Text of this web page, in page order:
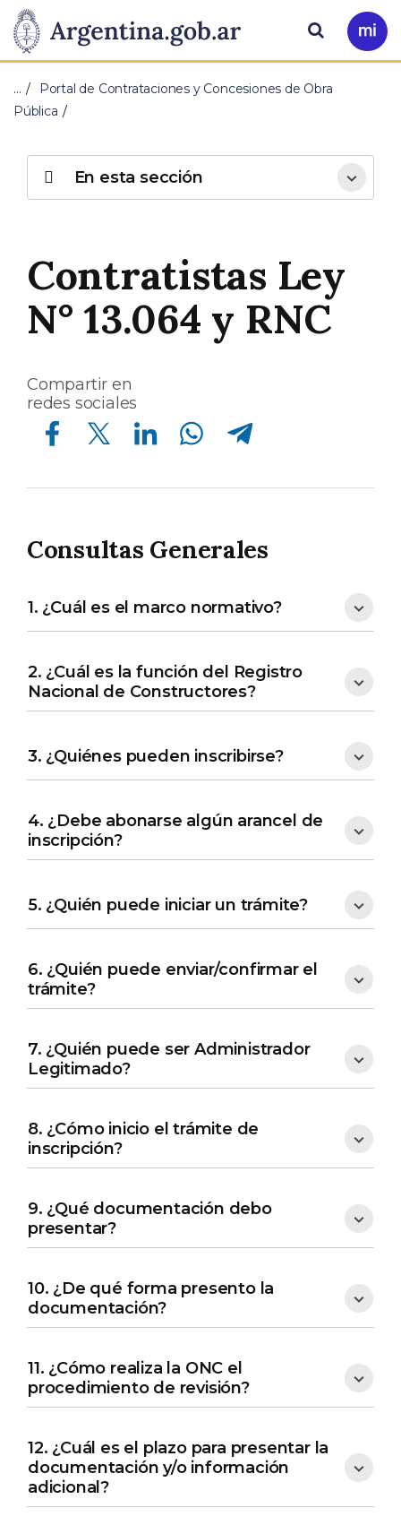
Presidencia
de
la
Nación
Pasar al contenido principal
Ir
a
Buscar
…
Portal de Contrataciones y Concesiones de Obra
Pública
Contratistas Ley
N° 13.064 y RNC
Compartir en
redes sociales
Compartir en Facebook Compartir en Twitter Compartir en Linkedin Compartir en Whatsapp Compartir en Telegram
Consultas Generales
1. ¿Cuál es el marco normativo?
2. ¿Cuál es la función del Registro
Nacional de Constructores?
3. ¿Quiénes pueden inscribirse?
4. ¿Debe abonarse algún arancel de
inscripción?
5. ¿Quién puede iniciar un trámite?
6. ¿Quién puede enviar/confirmar el
trámite?
7. ¿Quién puede ser Administrador
Legitimado?
8. ¿Cómo inicio el trámite de
inscripción?
9. ¿Qué documentación debo
presentar?
10. ¿De qué forma presento la
documentación?
11. ¿Cómo realiza la ONC el
procedimiento de revisión?
12. ¿Cuál es el plazo para presentar la
documentación y/o información
adicional?
En esta sección